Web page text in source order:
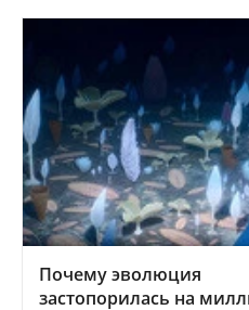
Почему эволюция
застопорилась на